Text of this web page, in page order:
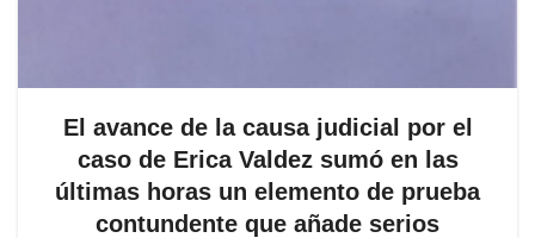
El avance de la causa judicial por el
caso de Erica Valdez sumó en las
últimas horas un elemento de prueba
contundente que añade serios